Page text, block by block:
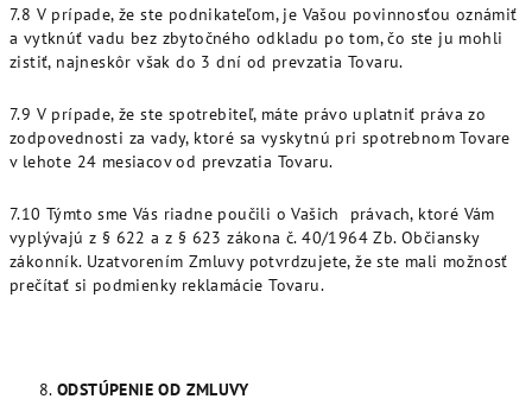
7.8 V prípade, že ste podnikateľom, je Vašou povinnosťou oznámiť
a vytknúť vadu bez zbytočného odkladu po tom, čo ste ju mohli
zistiť, najneskôr však do 3 dní od prevzatia Tovaru.
7.9 V prípade, že ste spotrebiteľ, máte právo uplatniť práva zo
zodpovednosti za vady, ktoré sa vyskytnú pri spotrebnom Tovare
v lehote 24 mesiacov od prevzatia Tovaru.
7.10 Týmto sme Vás riadne poučili o Vašich právach, ktoré Vám
vyplývajú z § 622 a z § 623 zákona č. 40/1964 Zb. Občiansky
zákonník. Uzatvorením Zmluvy potvrdzujete, že ste mali možnosť
prečítať si podmienky reklamácie Tovaru.
ODSTÚPENIE OD ZMLUVY